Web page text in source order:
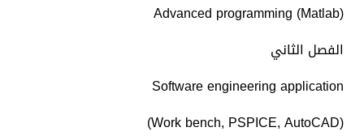
Advanced programming (Matlab)
الفصل الثاني
Software engineering application
(Work bench, PSPICE, AutoCAD)